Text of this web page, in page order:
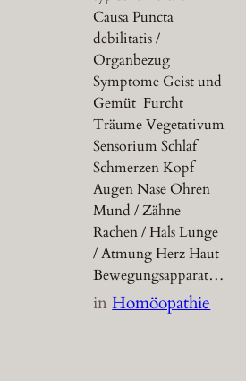
Causa Puncta
debilitatis /
Organbezug
Symptome Geist und
Gemüt Furcht
Träume Vegetativum
Sensorium Schlaf
Schmerzen Kopf
Augen Nase Ohren
Mund / Zähne
Rachen / Hals Lunge
/ Atmung Herz Haut
Bewegungsapparat…
inHomöopathie